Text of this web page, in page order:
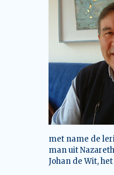
met name de
man uit
Johan de Wit,